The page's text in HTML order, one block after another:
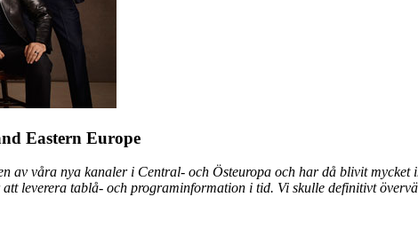
Eastern Europe
av våra nya kanaler i Central- och Östeuropa och har då blivit mycket
leverera tablå- och programinformation i tid. Vi skulle definitivt